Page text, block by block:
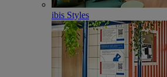
ibis Styles